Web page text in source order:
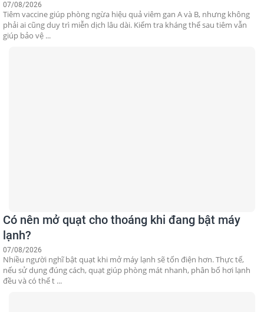
07/08/2026
Tiêm vaccine giúp phòng ngừa hiệu quả viêm gan A và B, nhưng không
phải ai cũng duy trì miễn dịch lâu dài. Kiểm tra kháng thể sau tiêm vẫn
giúp bảo vệ ...
Có nên mở quạt cho thoáng khi đang bật máy
lạnh?
07/08/2026
Nhiều người nghĩ bật quạt khi mở máy lạnh sẽ tốn điện hơn. Thực tế,
nếu sử dụng đúng cách, quạt giúp phòng mát nhanh, phân bổ hơi lạnh
đều và có thể t ...